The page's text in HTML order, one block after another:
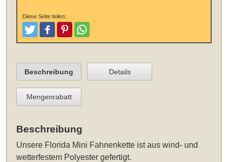
Diese Seite teilen:
TweetenPostenPinterestTeilen
Beschreibung Details
Mengenrabatt
Beschreibung
Unsere Florida Mini Fahnenkette ist aus wind- und
wetterfestem Polyester gefertigt.